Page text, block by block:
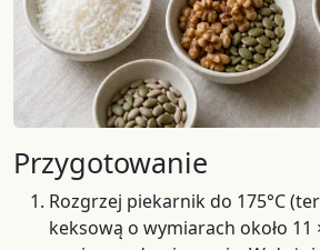
Przygotowanie
Rozgrzej piekarnik do 175°C
keksową o wymiarach około 11